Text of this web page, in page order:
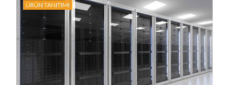
ÜRÜN TANITIMI